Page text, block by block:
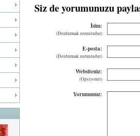
Siz de yorumunuzu
İsim:
(Doldurmak zorunludur)
E-posta:
(Doldurmak zorunludur)
Websiteniz:
(Opsiyonel)
Yorumunuz: